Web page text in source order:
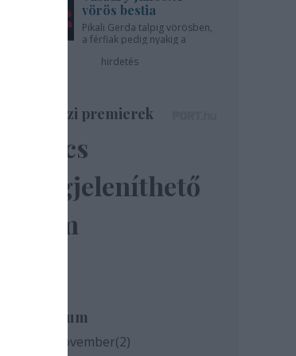
vörös bestia
Pikali Gerda talpig vörösben,
a férfiak pedig nyakig a
hirdetés
Színházi premierek
Nincs
megjeleníthető
elem
Archívum
2020 november(2)